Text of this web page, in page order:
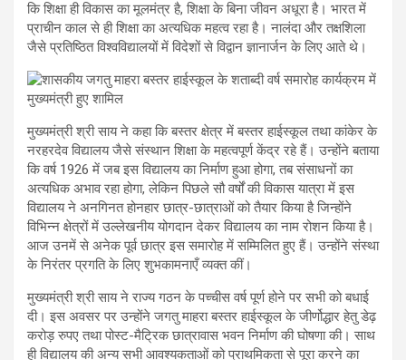
कि शिक्षा ही विकास का मूलमंत्र है, शिक्षा के बिना जीवन अधूरा है। भारत में
प्राचीन काल से ही शिक्षा का अत्यधिक महत्व रहा है। नालंदा और तक्षशिला
जैसे प्रतिष्ठित विश्वविद्यालयों में विदेशों से विद्वान ज्ञानार्जन के लिए आते थे।
मुख्यमंत्री श्री साय ने कहा कि बस्तर क्षेत्र में बस्तर हाईस्कूल तथा कांकेर के
नरहरदेव विद्यालय जैसे संस्थान शिक्षा के महत्वपूर्ण केंद्र रहे हैं। उन्होंने बताया
कि वर्ष 1926 में जब इस विद्यालय का निर्माण हुआ होगा, तब संसाधनों का
अत्यधिक अभाव रहा होगा, लेकिन पिछले सौ वर्षों की विकास यात्रा में इस
विद्यालय ने अनगिनत होनहार छात्र-छात्राओं को तैयार किया है जिन्होंने
विभिन्न क्षेत्रों में उल्लेखनीय योगदान देकर विद्यालय का नाम रोशन किया है।
आज उनमें से अनेक पूर्व छात्र इस समारोह में सम्मिलित हुए हैं। उन्होंने संस्था
के निरंतर प्रगति के लिए शुभकामनाएँ व्यक्त कीं।
मुख्यमंत्री श्री साय ने राज्य गठन के पच्चीस वर्ष पूर्ण होने पर सभी को बधाई
दी। इस अवसर पर उन्होंने जगतु माहरा बस्तर हाईस्कूल के जीर्णोद्धार हेतु डेढ़
करोड़ रुपए तथा पोस्ट-मैट्रिक छात्रावास भवन निर्माण की घोषणा की। साथ
ही विद्यालय की अन्य सभी आवश्यकताओं को प्राथमिकता से पूरा करने का